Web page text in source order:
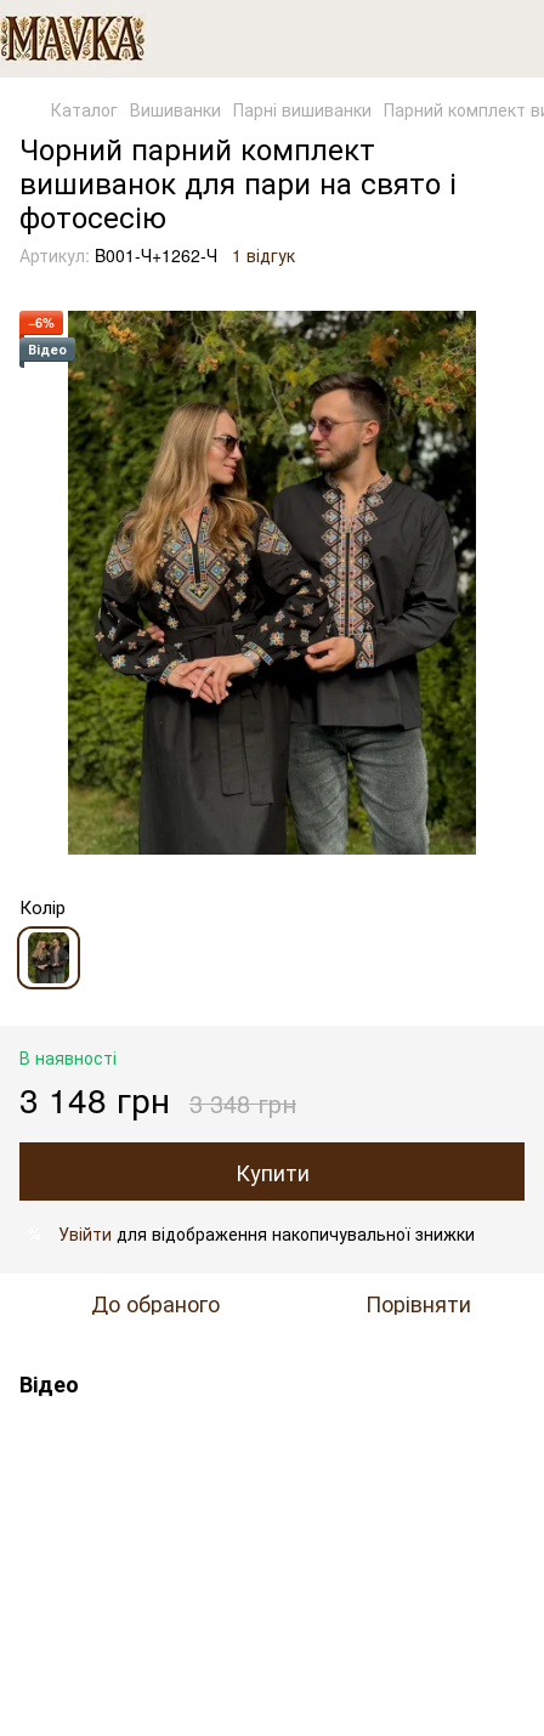
Каталог Вишиванки Парні вишиванки Парний комплект
Чорний парний комплект
вишиванок для пари на свято і
фотосесію
Артикул: B001-Ч+1262-Ч 1 відгук
−6%
Відео
Колір
В наявності
3 148 грн 3 348 грн
Купити
Увійти для відображення накопичувальної знижки
До обраного Порівняти
Відео